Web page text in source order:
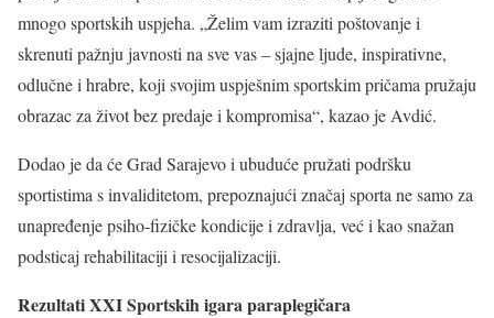
mnogo sportskih uspjeha. „Želim vam izraziti poštovanje i
skrenuti pažnju javnosti na sve vas – sjajne ljude, inspirativne,
odlučne i hrabre, koji svojim uspješnim sportskim pričama pružaju
obrazac za život bez predaje i kompromisa“, kazao je Avdić.
Dodao je da će Grad Sarajevo i ubuduće pružati podršku
sportistima s invaliditetom, prepoznajući značaj sporta ne samo za
unapređenje psiho-fizičke kondicije i zdravlja, već i kao snažan
podsticaj rehabilitaciji i resocijalizaciji.
Rezultati XXI Sportskih igara paraplegičara